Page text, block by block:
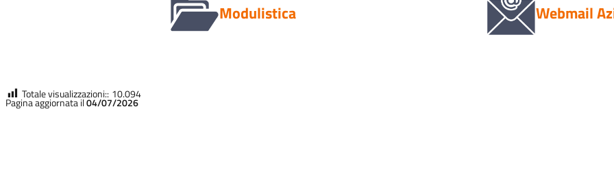
Modulistica Webmail
Pagina aggiornata il04/07/2026
Totale visualizzazioni:: 10.094